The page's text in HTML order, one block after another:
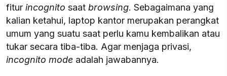
fitur incognito saat browsing. Sebagaimana yang
kalian ketahui, laptop kantor merupakan perangkat
umum yang suatu saat perlu kamu kembalikan atau
tukar secara tiba-tiba. Agar menjaga privasi,
incognito mode adalah jawabannya.